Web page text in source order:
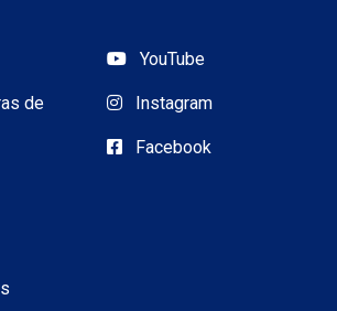
de
YouTube
Instagram
Facebook